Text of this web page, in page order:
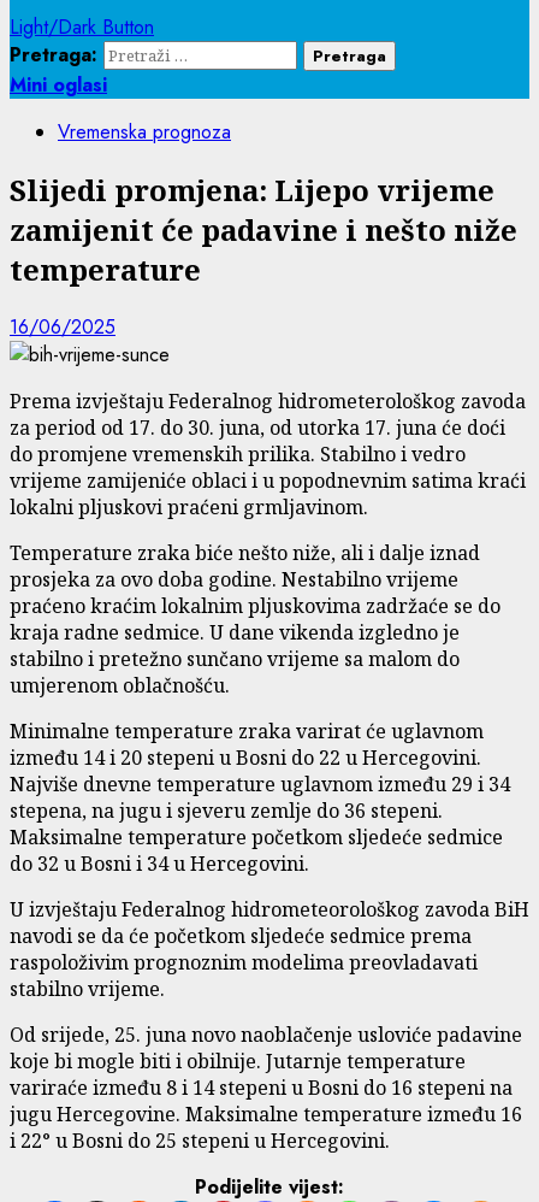
Light/Dark Button
Pretraga:
Mini oglasi
Vremenska prognoza
Slijedi promjena: Lijepo vrijeme
zamijenit će padavine i nešto niže
temperature
16/06/2025
Prema izvještaju Federalnog hidrometerološkog zavoda
za period od 17. do 30. juna, od utorka 17. juna će doći
do promjene vremenskih prilika. Stabilno i vedro
vrijeme zamijeniće oblaci i u popodnevnim satima kraći
lokalni pljuskovi praćeni grmljavinom.
Temperature zraka biće nešto niže, ali i dalje iznad
prosjeka za ovo doba godine. Nestabilno vrijeme
praćeno kraćim lokalnim pljuskovima zadržaće se do
kraja radne sedmice. U dane vikenda izgledno je
stabilno i pretežno sunčano vrijeme sa malom do
umjerenom oblačnošću.
Minimalne temperature zraka varirat će uglavnom
između 14 i 20 stepeni u Bosni do 22 u Hercegovini.
Najviše dnevne temperature uglavnom između 29 i 34
stepena, na jugu i sjeveru zemlje do 36 stepeni.
Maksimalne temperature početkom sljedeće sedmice
do 32 u Bosni i 34 u Hercegovini.
U izvještaju Federalnog hidrometeorološkog zavoda BiH
navodi se da će početkom sljedeće sedmice prema
raspoloživim prognoznim modelima preovladavati
stabilno vrijeme.
Od srijede, 25. juna novo naoblačenje usloviće padavine
koje bi mogle biti i obilnije. Jutarnje temperature
variraće između 8 i 14 stepeni u Bosni do 16 stepeni na
jugu Hercegovine. Maksimalne temperature između 16
i 22° u Bosni do 25 stepeni u Hercegovini.
Podijelite vijest: